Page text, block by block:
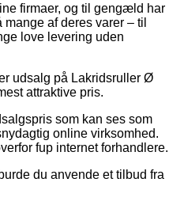
firmaer, og til gengæld har
af deres varer – til
love levering uden
udsalg på Lakridsruller Ø
attraktive pris.
som kan ses som
online virksomhed.
fup internet forhandlere.
du anvende et tilbud fra